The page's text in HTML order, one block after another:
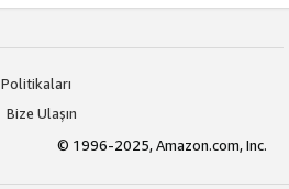
Politikaları
Bize Ulaşın
© 1996-2025, Amazon.com, Inc.